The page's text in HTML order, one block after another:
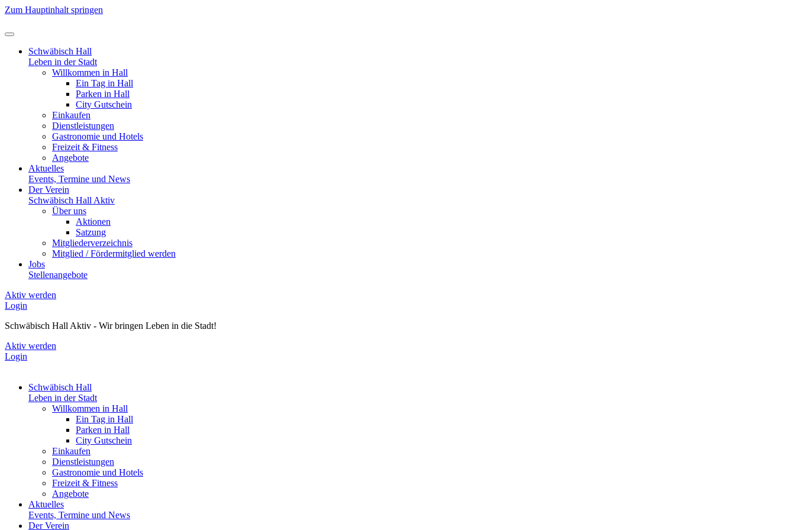
Zum Hauptinhalt springen
Schwäbisch Hall
Leben in der Stadt
Willkommen in Hall
Ein Tag in Hall
Parken in Hall
City Gutschein
Einkaufen
Dienstleistungen
Gastronomie und Hotels
Freizeit & Fitness
Angebote
Aktuelles
Events, Termine und News
Der Verein
Schwäbisch Hall Aktiv
Über uns
Aktionen
Satzung
Mitgliederverzeichnis
Mitglied / Fördermitglied werden
Jobs
Stellenangebote
Aktiv werden
Login
Schwäbisch Hall Aktiv - Wir bringen Leben in die Stadt!
Aktiv werden
Login
Schwäbisch Hall
Leben in der Stadt
Willkommen in Hall
Ein Tag in Hall
Parken in Hall
City Gutschein
Einkaufen
Dienstleistungen
Gastronomie und Hotels
Freizeit & Fitness
Angebote
Aktuelles
Events, Termine und News
Der Verein